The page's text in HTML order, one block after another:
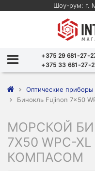
Шоу-рум: г.
+375 29 681-27-
+375 33 681-27-
Оптические приборы
Бинокль Fujinon 7x50
МОРСКОЙ
7X50 WPC-
КОМПАСОМ